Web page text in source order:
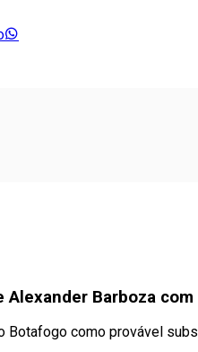
Alexander Barboza
Botafogo como provável